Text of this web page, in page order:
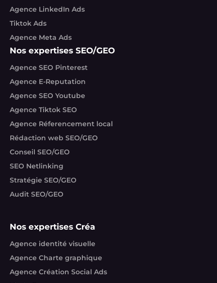
Agence LinkedIn Ads
Tiktok Ads
Agence Meta Ads
Nos expertises SEO/GEO
Agence SEO Pinterest
Agence E-Reputation
Agence SEO Youtube
Agence Tiktok SEO
Agence Réferencement local
Rédaction web SEO/GEO
Conseil SEO/GEO
SEO Netlinking
Stratégie SEO/GEO
Audit SEO/GEO
Nos expertises Créa
Agence identité visuelle
Agence Charte graphique
Agence Création Social Ads